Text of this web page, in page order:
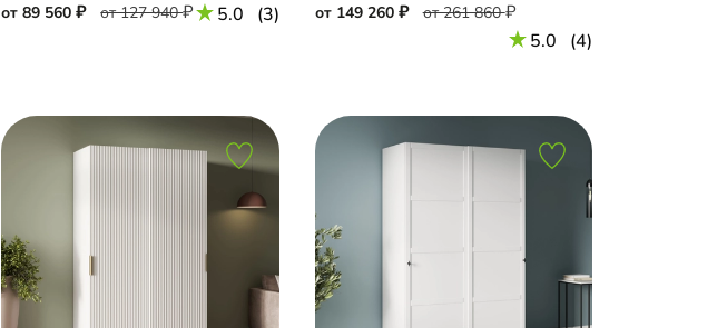
от 89 560 от 127 940 5.0 (3) от 149 260 от 261 860
5.0 (4)